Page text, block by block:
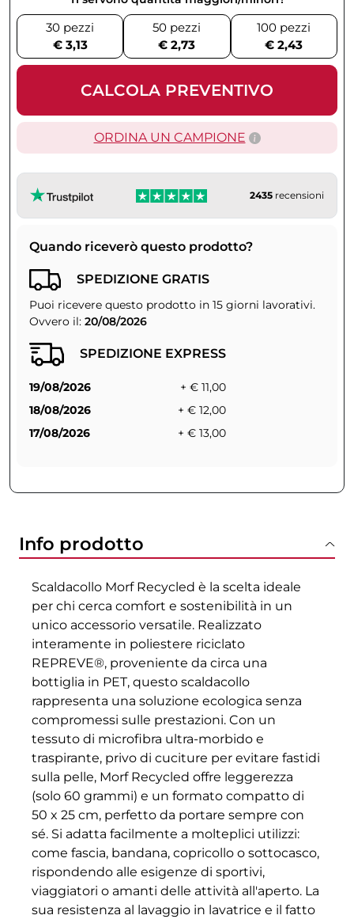
30 pezzi
€ 3,13
50 pezzi
€ 2,73
100 pezzi
€ 2,43
CALCOLA PREVENTIVO
ORDINA UN CAMPIONE
2435 recensioni
Quando riceverò questo prodotto?
SPEDIZIONE GRATIS
Puoi ricevere questo prodotto in 15 giorni lavorativi.
Ovvero il: 20/08/2026
SPEDIZIONE EXPRESS
19/08/2026
+ € 11,00
18/08/2026
+ € 12,00
17/08/2026
+ € 13,00
Info prodotto
Scaldacollo Morf Recycled è la scelta ideale
per chi cerca comfort e sostenibilità in un
unico accessorio versatile. Realizzato
interamente in poliestere riciclato
REPREVE®, proveniente da circa una
bottiglia in PET, questo scaldacollo
rappresenta una soluzione ecologica senza
compromessi sulle prestazioni. Con un
tessuto di microfibra ultra-morbido e
traspirante, privo di cuciture per evitare fastidi
sulla pelle, Morf Recycled offre leggerezza
(solo 60 grammi) e un formato compatto di
50 x 25 cm, perfetto da portare sempre con
sé. Si adatta facilmente a molteplici utilizzi:
come fascia, bandana, copricollo o sottocasco,
rispondendo alle esigenze di sportivi,
viaggiatori o amanti delle attività all'aperto. La
sua resistenza al lavaggio in lavatrice e il fatto